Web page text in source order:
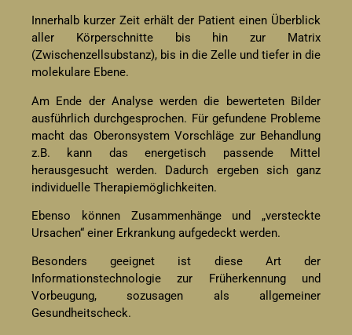
Innerhalb kurzer Zeit erhält der Patient einen Überblick
aller Körperschnitte bis hin zur Matrix
(Zwischenzellsubstanz), bis in die Zelle und tiefer in die
molekulare Ebene.
Am Ende der Analyse werden die bewerteten Bilder
ausführlich durchgesprochen. Für gefundene Probleme
macht das Oberonsystem Vorschläge zur Behandlung
z.B. kann das energetisch passende Mittel
herausgesucht werden. Dadurch ergeben sich ganz
individuelle Therapiemöglichkeiten.
Ebenso können Zusammenhänge und „versteckte
Ursachen“ einer Erkrankung aufgedeckt werden.
Besonders geeignet ist diese Art der
Informationstechnologie zur Früherkennung und
Vorbeugung, sozusagen als allgemeiner
Gesundheitscheck.